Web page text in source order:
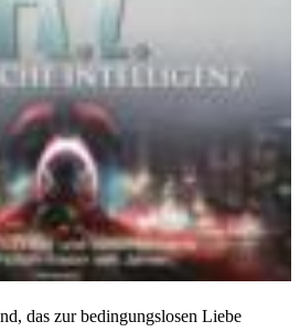
das zur bedingungslosen Liebe